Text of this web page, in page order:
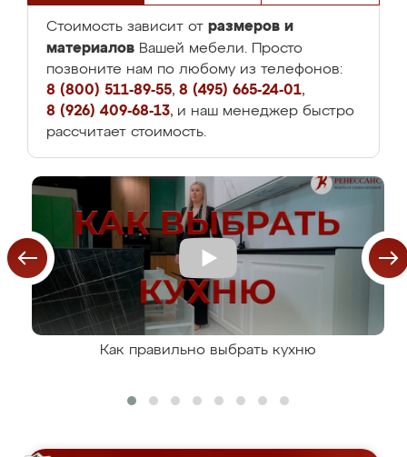
Стоимость зависит от размеров и
материалов Вашей мебели. Просто
позвоните нам по любому из телефонов:
8 (800) 511-89-55, 8 (495) 665-24-01,
8 (926) 409-68-13, и наш менеджер быстро
рассчитает стоимость.
Как правильно выбрать кухню